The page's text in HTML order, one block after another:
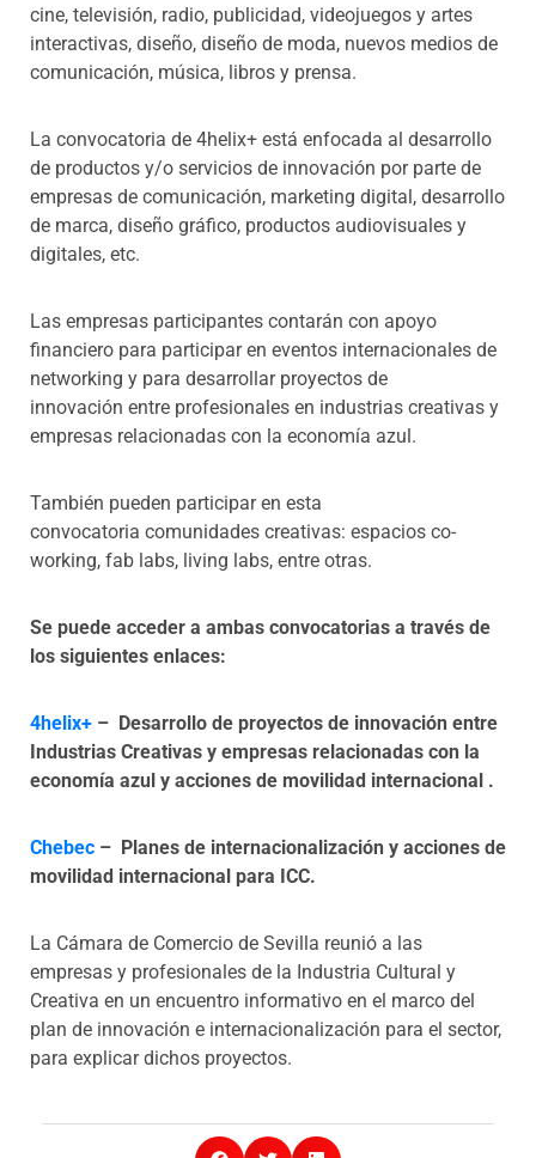
cine, televisión, radio, publicidad, videojuegos y artes
interactivas, diseño, diseño de moda, nuevos medios de
comunicación, música, libros y prensa.
La convocatoria de 4helix+ está enfocada al desarrollo
de productos y/o servicios de innovación por parte de
empresas de comunicación, marketing digital, desarrollo
de marca, diseño gráfico, productos audiovisuales y
digitales, etc.
Las empresas participantes contarán con apoyo
financiero para participar en eventos internacionales de
networking y para desarrollar proyectos de
innovación entre profesionales en industrias creativas y
empresas relacionadas con la economía azul.
También pueden participar en esta
convocatoria comunidades creativas: espacios co-
working, fab labs, living labs, entre otras.
Se puede acceder a ambas convocatorias a través de
los siguientes enlaces:
4helix+ – Desarrollo de proyectos de innovación entre
Industrias Creativas y empresas relacionadas con la
economía azul y acciones de movilidad internacional .
Chebec – Planes de internacionalización y acciones de
movilidad internacional para ICC.
La Cámara de Comercio de Sevilla reunió a las
empresas y profesionales de la Industria Cultural y
Creativa en un encuentro informativo en el marco del
plan de innovación e internacionalización para el sector,
para explicar dichos proyectos.